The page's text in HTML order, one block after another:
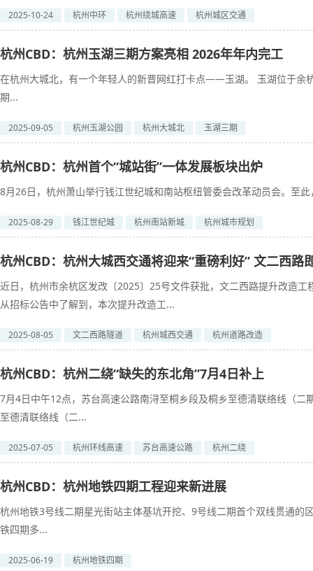
2025-10-24 杭州中环 杭州绕城高速 杭州城区交通
杭州CBD：杭州玉湖三期方案亮相 2026年年内完工
在杭州大城北，有一个年轻人的新晋网红打卡点——玉湖。 玉湖位于余
期...
2025-09-05 杭州玉湖公园 杭州大城北 玉湖三期
杭州CBD：杭州首个“城站街”一体发展板块出炉
8月26日，杭州萧山举行钱江世纪城和南站枢纽管委会改革动员会。至
2025-08-29 钱江世纪城 杭州南站新城 杭州城市规划
杭州CBD：杭州大城西交通将迎来“重磅利好” 文二西路
近日，杭州市余杭区发改〔2025〕25号文件获批，文二西路提升改造
从招标公告中了解到，本次提升改造工...
2025-08-05 文二西路隧道 杭州城西交通 杭州道路改造
杭州CBD：杭州二绕“缺失的东北角”7月4日补上
7月4日中午12点，苏台高速公路南浔至桐乡段及桐乡至德清联络线（
至德清联络线（二...
2025-07-05 杭州环线高速 苏台高速公路 杭州二绕
杭州CBD：杭州地铁四期工程迎来新进展
杭州地铁3号线二期星光街站主体基坑开挖、9号线二期首个双线贯通
铁四期多...
2025-06-19 杭州地铁四期